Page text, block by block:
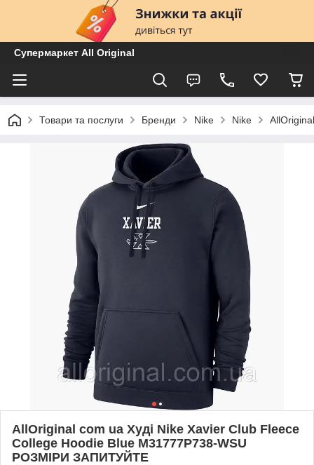
Супермаркет All Original
Товари та послуги Бренди Nike Nike
AllOriginal com ua Худі Nike Xavier Club Fleece
College Hoodie Blue M31777P738-WSU
РОЗМІРИ ЗАПИТУЙТЕ